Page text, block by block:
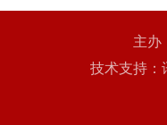
主办
技术支持